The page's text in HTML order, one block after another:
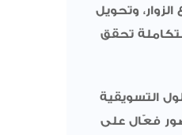
وتحويل
تحقق
التسويقية
فعّال على